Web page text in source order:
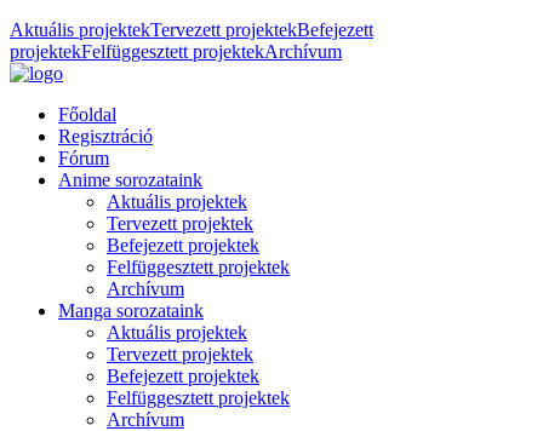
Aktuális projektekTervezett projektekBefejezett
projektekFelfüggesztett projektekArchívum
Főoldal
Regisztráció
Fórum
Anime sorozataink
Aktuális projektek
Tervezett projektek
Befejezett projektek
Felfüggesztett projektek
Archívum
Manga sorozataink
Aktuális projektek
Tervezett projektek
Befejezett projektek
Felfüggesztett projektek
Archívum